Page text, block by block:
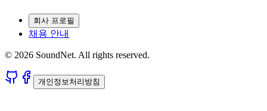
회사 프로필
채용 안내
© 2026 SoundNet. All rights reserved.
개인정보처리방침